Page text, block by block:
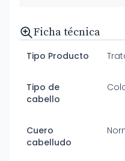
Ficha técnica
Tipo Producto
Tipo de
cabello
Cuero
cabelludo